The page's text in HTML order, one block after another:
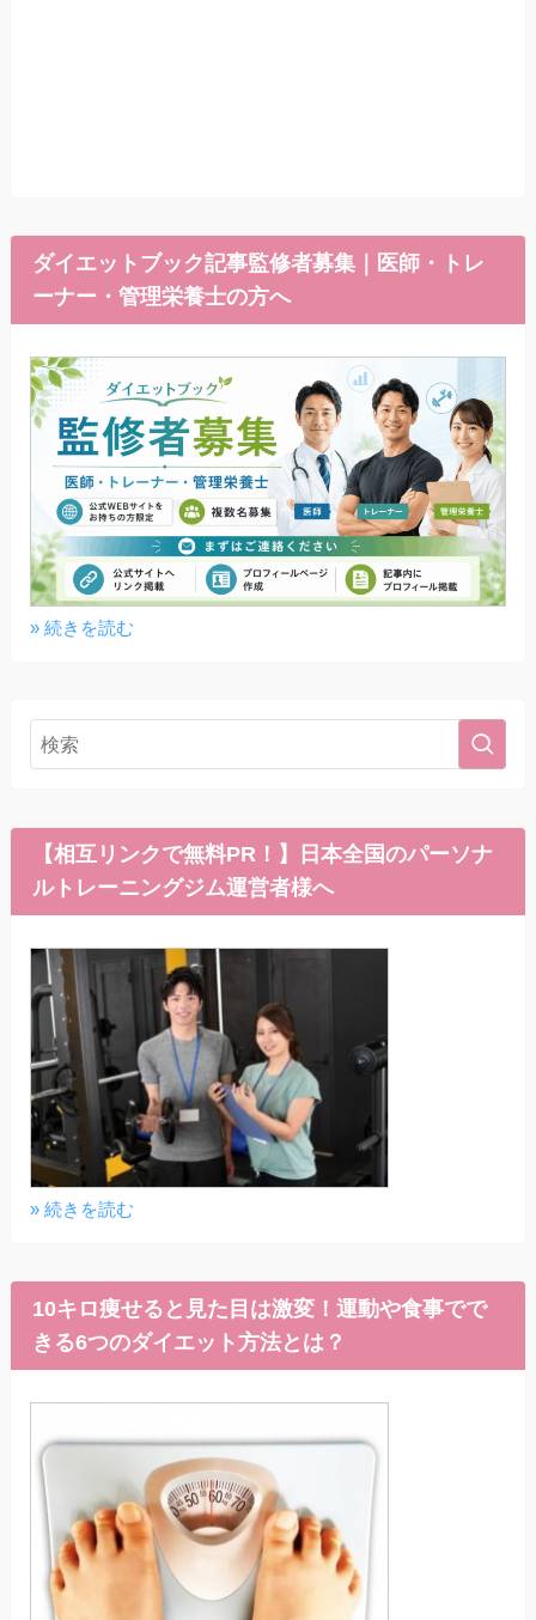
ダイエットブック記事監修者募集｜医師・トレ
ーナー・管理栄養士の方へ
» 続きを読む
【相互リンクで無料PR！】日本全国のパーソナ
ルトレーニングジム運営者様へ
» 続きを読む
10キロ痩せると見た目は激変！運動や食事でで
きる6つのダイエット方法とは？